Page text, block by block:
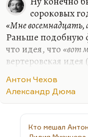
сороковых
«Мне восемнадцать,
Раньше подобную
что идея, что«вот
вертеровская идея (
известной
таковой: лучше
Это очень старая
Пушкина. Да и
Антон Чехов
Александр Дюма
Кто мешал